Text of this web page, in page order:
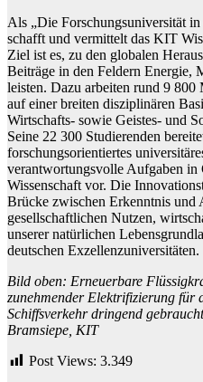
Als „Die Forschungsuniversität
schafft und vermittelt das KIT
Ziel ist es, zu den globalen
Beiträge in den Feldern Energie,
leisten. Dazu arbeiten rund 9
auf einer breiten disziplinären
Wirtschafts- sowie Geistes- und
Seine 22 300 Studierenden
forschungsorientiertes
verantwortungsvolle Aufgaben in
Wissenschaft vor. Die
Brücke zwischen Erkenntnis und
gesellschaftlichen Nutzen,
unserer natürlichen
deutschen Exzellenzuniversitäten.
Bild oben: Erneuerbare
zunehmender Elektrifizierung für
Schiffsverkehr dringend
Bramsiepe, KIT
Post Views: 3.349